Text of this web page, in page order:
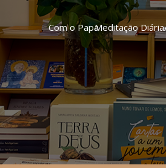
Com o PapaMeditação Diária